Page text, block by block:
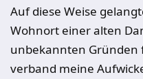
Auf diese Weise
Wohnort einer alten
unbekannten Gründen
verband meine